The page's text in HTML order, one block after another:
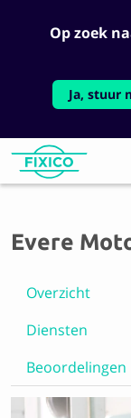
Op zoek
Ja, stuur
Evere
Overzicht
Diensten
Beoordelingen